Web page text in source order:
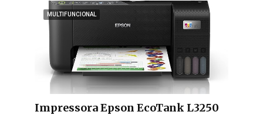
MULTIFUNCIONAL
Impressora Epson EcoTank L3250